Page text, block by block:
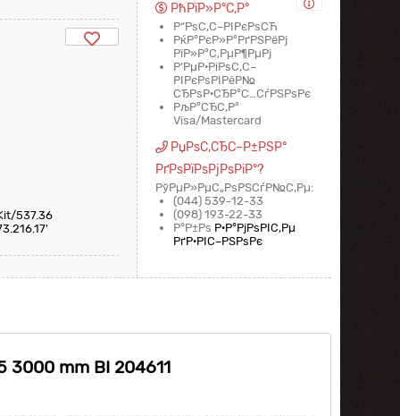
537.36
РћРїР»Р°С‚Р°
Р“РѕС‚С–РІРєРѕСЋ
РќР°РєР»Р°РґРЅРёРј
РїР»Р°С‚РµР¶РµРј
Р‘РµР·РіРѕС‚С–
РІРєРѕРІРёР№
СЂРѕР·СЂР°С…СѓРЅРѕРє
РљР°СЂС‚Р°
Visa/Mastercard
РџРѕС‚СЂС–Р±РЅР°
РґРѕРїРѕРјРѕРіР°?
РўРµР»РµС„РѕРЅСѓР№С‚Рµ:
(044) 539-12-33
(098) 193-22-33
Р°Р±Рѕ Р·Р°РјРѕРІС‚Рµ
РґР·РІС–РЅРѕРє
3000 mm BI 204611